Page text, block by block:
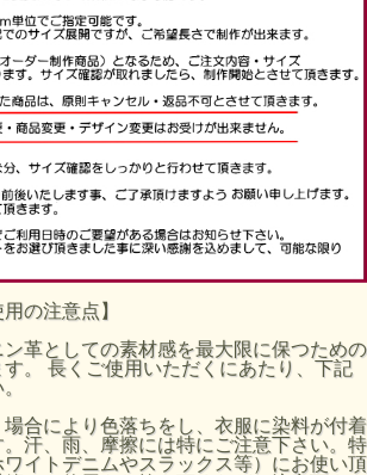
の注意点】
革としての素材感を最大限に保つための
。 長くご使用いただくにあたり、下記
場合により色落ちをし、衣服に染料が付着
汗、雨、摩擦には特にご注意下さい。特
イトデニムやスラックス等）にお使い頂